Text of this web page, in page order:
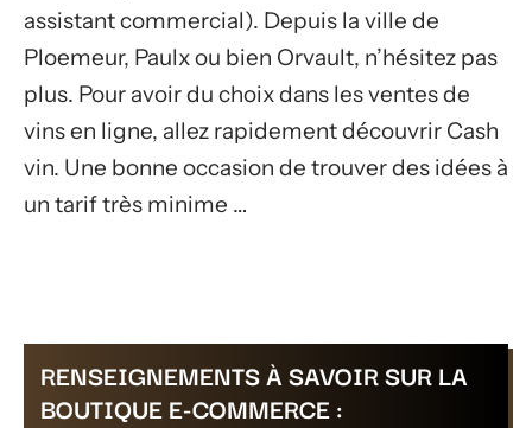
assistant commercial). Depuis la ville de
Ploemeur, Paulx ou bien Orvault, n’hésitez pas
plus. Pour avoir du choix dans les ventes de
vins en ligne, allez rapidement découvrir Cash
vin. Une bonne occasion de trouver des idées à
un tarif très minime …
RENSEIGNEMENTS À SAVOIR SUR LA
BOUTIQUE E-COMMERCE :